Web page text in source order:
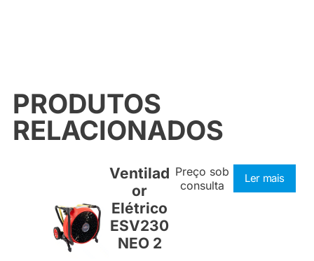
PRODUTOS
RELACIONADOS
Ventilad
or
Elétrico
ESV230
NEO 2
Preço sob
consulta
Ler mais